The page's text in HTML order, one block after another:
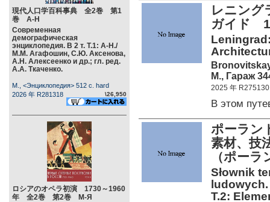
現代人口学百科事典 全2巻 第1
巻 А-Н
Современная
демографическая
энциклопедия. В 2 т. Т.1: А-Н./
М.М. Агафошин, С.Ю. Аксенова,
А.Н. Алексеенко и др.; гл. ред.
А.А. Ткаченко.
М., <Энциклопедия> 512 c. hard
2026 年 R281318
\26,950
ロシアのオペラ初演 1730～1960
年 全2巻 第2巻 М-Я
レニン
ガイド
М., Гараж
2025 年 R275130
В этом
ポーラ
素材、
（ポーラ
Słownik
T.2: